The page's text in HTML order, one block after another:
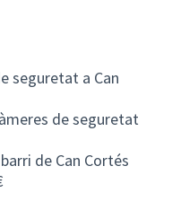
seguretat a Can
de seguretat
de Can Cortés